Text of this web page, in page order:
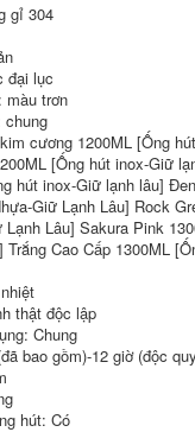
gỉ 304
đại lục
màu trơn
chung
cương 1200ML [Ống
[Ống hút inox-Giữ
hút inox-Giữ lạnh lâu]
Giữ Lạnh Lâu] Rock
Lâu] Sakura Pink
Trắng Cao Cấp 1300ML
thật độc lập
Chung
bao gồm)-12 giờ (độc
hút: Có